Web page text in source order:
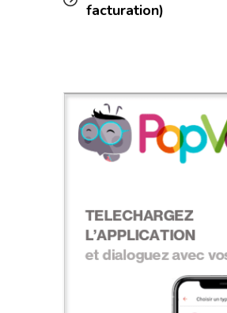
facturation)